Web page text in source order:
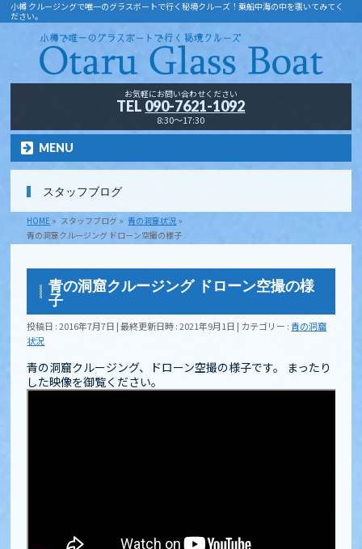
小樽 クルージングで唯一のグラスボートで行く秘境クルーズ！乗船中海の中を覗いてみてく
ださい。
お気軽にお問い合わせください
TEL 090-7621-1092
8:30～17:30
MENU
スタッフブログ
HOME » スタッフブログ » 青の洞窟状況 »
青の洞窟クルージング ドローン空撮の様子
青の洞窟クルージング ドローン空撮の様
子
投稿日 : 2016年7月7日 最終更新日時 : 2021年9月1日 カテゴリー :青の洞窟
状況
青の洞窟クルージング、ドローン空撮の様子です。 まったり
した映像を御覧ください。